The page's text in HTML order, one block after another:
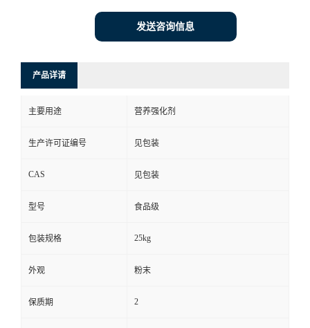
发送咨询信息
产品详请
主要用途 营养强化剂
生产许可证编号 见包装
CAS 见包装
型号 食品级
包装规格 25kg
外观 粉末
保质期 2